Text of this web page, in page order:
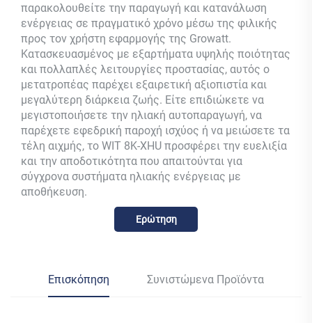
παρακολουθείτε την παραγωγή και κατανάλωση
ενέργειας σε πραγματικό χρόνο μέσω της φιλικής
προς τον χρήστη εφαρμογής της Growatt.
Κατασκευασμένος με εξαρτήματα υψηλής ποιότητας
και πολλαπλές λειτουργίες προστασίας, αυτός ο
μετατροπέας παρέχει εξαιρετική αξιοπιστία και
μεγαλύτερη διάρκεια ζωής. Είτε επιδιώκετε να
μεγιστοποιήσετε την ηλιακή αυτοπαραγωγή, να
παρέχετε εφεδρική παροχή ισχύος ή να μειώσετε τα
τέλη αιχμής, το WIT 8K-XHU προσφέρει την ευελιξία
και την αποδοτικότητα που απαιτούνται για
σύγχρονα συστήματα ηλιακής ενέργειας με
αποθήκευση.
Ερώτηση
Επισκόπηση Συνιστώμενα Προϊόντα